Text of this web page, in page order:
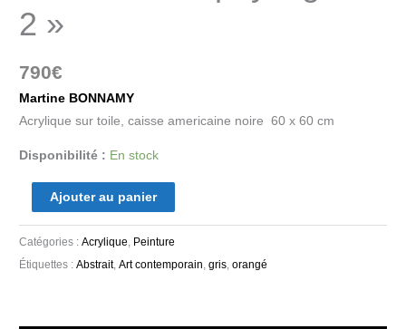
2 »
790€
Martine BONNAMY
Acrylique sur toile, caisse americaine noire 60 x 60 cm
Disponibilité : En stock
Ajouter au panier
Catégories :Acrylique, Peinture
Étiquettes :Abstrait,Art contemporain,gris,orangé